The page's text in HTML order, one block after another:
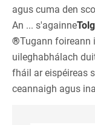
agus cuma den
An ... s'againne
®Tugann foireann
uileghabhálach
fháil ar eispéireas
ceannaigh agus